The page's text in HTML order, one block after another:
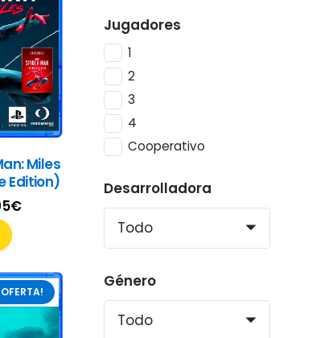
Miles
Edition)
€El
es:
59,95€.
Jugadores
1
2
3
4
Cooperativo
Desarrolladora
Género